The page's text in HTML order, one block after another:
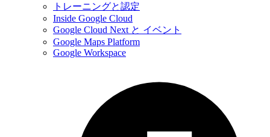
トレーニングと認定
Inside Google Cloud
Google Cloud Next と イベント
Google Maps Platform
Google Workspace